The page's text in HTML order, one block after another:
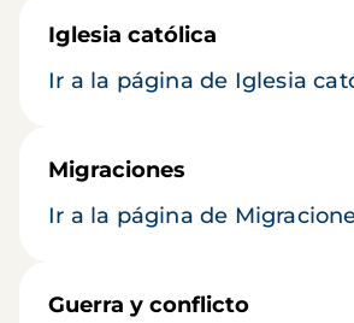
Iglesia católica
Ir a la página de Iglesia
Migraciones
Ir a la página de
Guerra y conflicto